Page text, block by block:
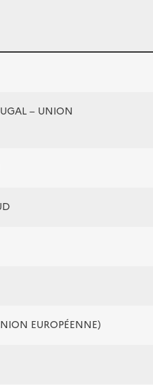
– UNION
EUROPÉENNE)